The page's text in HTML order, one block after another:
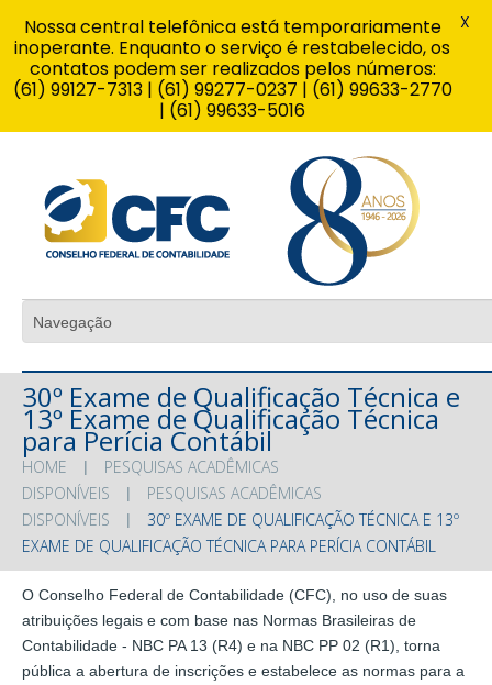
30º Exame de Qualificação Técnica e
13º Exame de Qualificação Técnica
para Perícia Contábil
HOME
PESQUISAS ACADÊMICAS
DISPONÍVEIS
PESQUISAS ACADÊMICAS
DISPONÍVEIS
30º EXAME DE QUALIFICAÇÃO TÉCNICA E 13º
EXAME DE QUALIFICAÇÃO TÉCNICA PARA PERÍCIA CONTÁBIL
O Conselho Federal de Contabilidade (CFC), no uso de suas
atribuições legais e com base nas Normas Brasileiras de
Contabilidade - NBC PA 13 (R4) e na NBC PP 02 (R1), torna
pública a abertura de inscrições e estabelece as normas para a
Nossa central telefônica está temporariamente
inoperante. Enquanto o serviço é restabelecido, os
contatos podem ser realizados pelos números:
(61) 99127-7313 | (61) 99277-0237 | (61) 99633-2770
| (61) 99633-5016
X